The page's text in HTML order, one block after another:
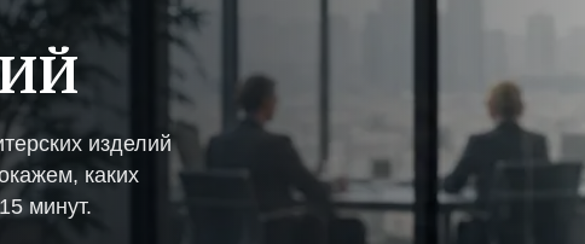
изделий
каких
минут.